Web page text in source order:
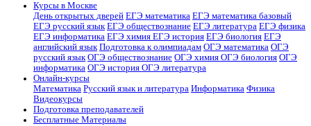
Курсы в Москве
День открытых дверей ЕГЭ математика ЕГЭ математика базовый
ЕГЭ русский язык ЕГЭ обществознание ЕГЭ литература ЕГЭ физика
ЕГЭ информатика ЕГЭ химия ЕГЭ история ЕГЭ биология ЕГЭ
английский язык Подготовка к олимпиадам ОГЭ математика ОГЭ
русский язык ОГЭ обществознание ОГЭ химия ОГЭ биология ОГЭ
информатика ОГЭ история ОГЭ литература
Онлайн-курсы
Математика Русский язык и литература Информатика Физика
Видеокурсы
Подготовка преподавателей
Бесплатные Материалы